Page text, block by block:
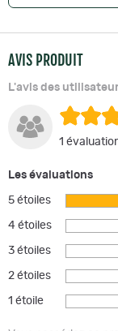
AVIS PRODUIT
L'avis des
1
Les évaluations
5 étoiles
4 étoiles
3 étoiles
2 étoiles
1 étoile